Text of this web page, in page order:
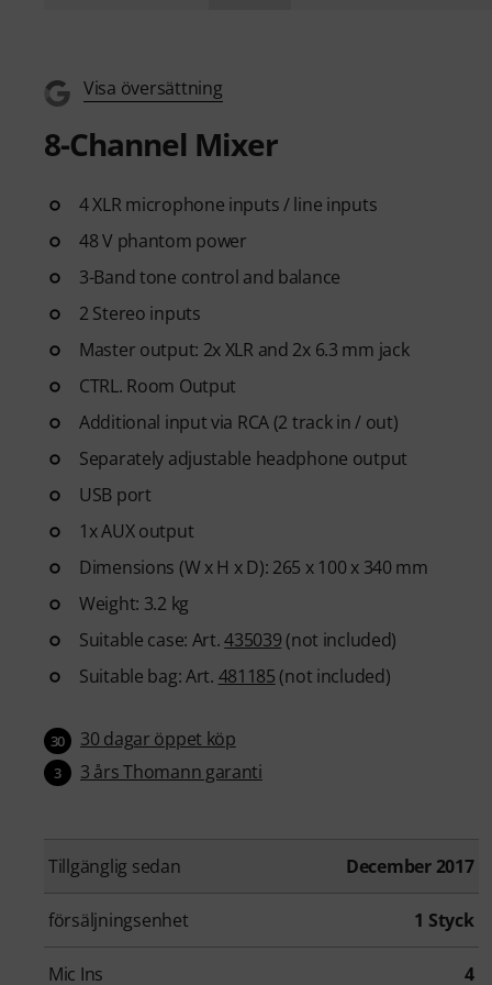
Visa översättning
8-Channel Mixer
4 XLR microphone inputs / line inputs
48 V phantom power
3-Band tone control and balance
2 Stereo inputs
Master output: 2x XLR and 2x 6.3 mm jack
CTRL. Room Output
Additional input via RCA (2 track in / out)
Separately adjustable headphone output
USB port
1x AUX output
Dimensions (W x H x D): 265 x 100 x 340 mm
Weight: 3.2 kg
Suitable case: Art.435039 (not included)
Suitable bag: Art. 481185 (not included)
30 30 dagar öppet köp
3 3 års Thomann garanti
Tillgänglig sedan December 2017
försäljningsenhet 1 Styck
Mic Ins 4